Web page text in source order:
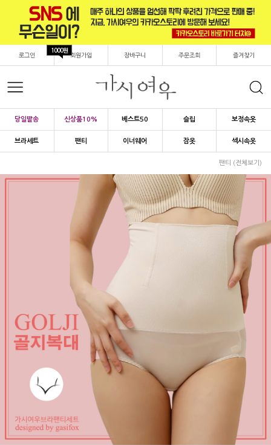
로그인 회원가입
1000원
장바구니 주문조회 즐겨찾기
당일발송 신상품10% 베스트50 슬립 보정속옷
브라세트 팬티 이너웨어 잠옷 섹시속옷
팬티 (전체보기)